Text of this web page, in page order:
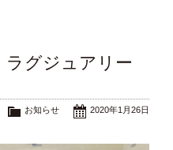
グジュアリー
2020年1月26日
お知らせ